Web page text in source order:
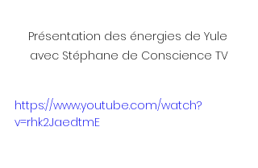
Présentation des énergies de Yule
avec Stéphane de Conscience TV
https://www.youtube.com/watch?
v=rhk2JaedtmE